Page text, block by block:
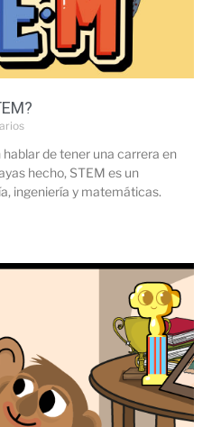
de tener una carrera en
hecho, STEM es un
ingeniería y matemáticas.